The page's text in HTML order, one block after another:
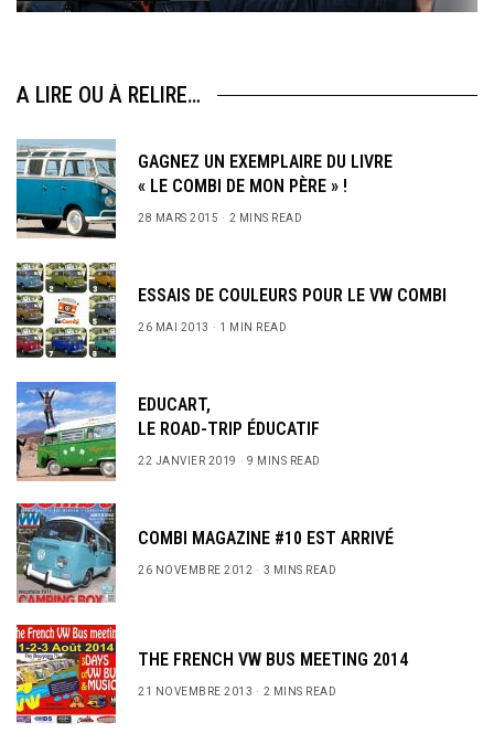
A LIRE OU À RELIRE…
GAGNEZ UN EXEMPLAIRE DU LIVRE
« LE COMBI DE MON PÈRE » !
28 MARS 2015 2 MINS READ
ESSAIS DE COULEURS POUR LE VW COMBI
26 MAI 2013 1 MIN READ
EDUCART,
LE ROAD-TRIP ÉDUCATIF
22 JANVIER 2019 9 MINS READ
COMBI MAGAZINE #10 EST ARRIVÉ
26 NOVEMBRE 2012 3 MINS READ
THE FRENCH VW BUS MEETING 2014
21 NOVEMBRE 2013 2 MINS READ